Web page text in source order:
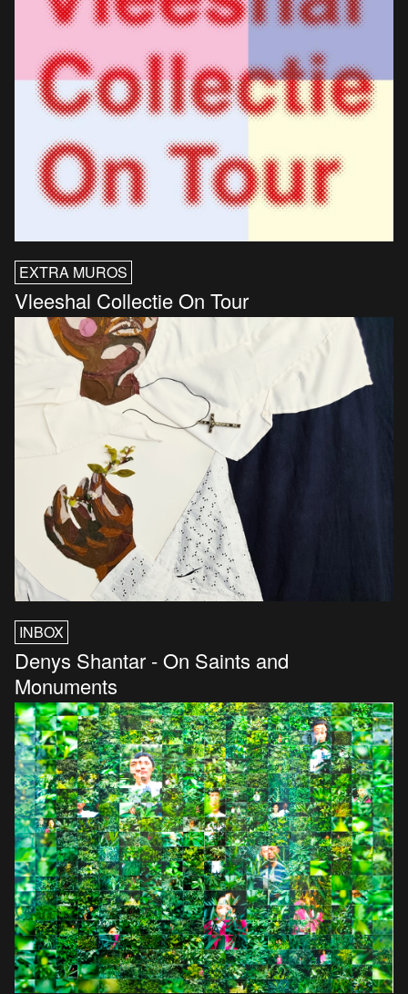
EXTRA MUROS
Vleeshal Collectie On Tour
INBOX
Denys Shantar - On Saints and
Monuments